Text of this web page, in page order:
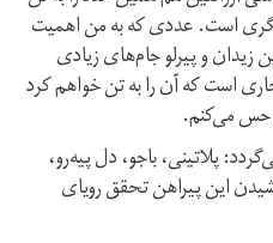
حال شماره 10 چیز دیگری است. عددی که به من اهمیت
و پیرلو جام‌های زیادی
است. افتخاری است که آن را به تن خواهم کرد
حس می‌کنم.
پلاتینی، باجو، دل پیه‌رو،
این پیراهن تحقق رویای